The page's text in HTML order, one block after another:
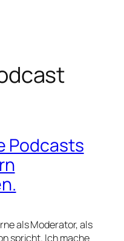
Podcasts
als Moderator, als
spricht. Ich mache